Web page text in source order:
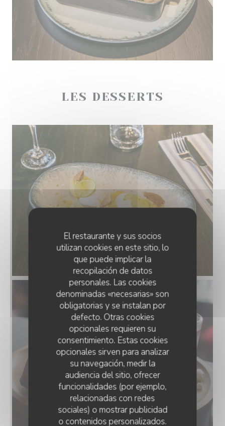
El restaurante y sus socios
utilizan cookies en este sitio, lo
que puede implicar la
recopilación de datos
personales. Las cookies
denominadas «necesarias» son
obligatorias y se instalan por
defecto. Otras cookies
opcionales requieren su
consentimiento. Estas cookies
opcionales sirven para analizar
su navegación, medir la
audiencia del sitio, ofrecer
funcionalidades (por ejemplo,
relacionadas con redes
sociales) o mostrar publicidad
o contenidos personalizados.
LES DESSERTS